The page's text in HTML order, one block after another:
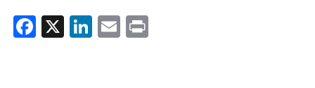
Facebook
X LinkedIn
Email